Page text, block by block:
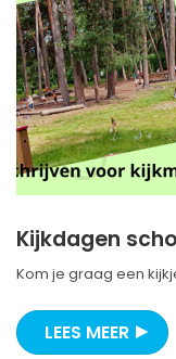
Kijkdagen
Kom je graag een
LEES MEER